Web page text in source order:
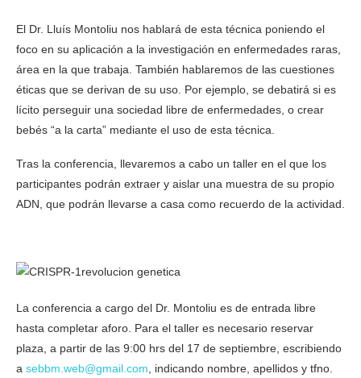
El Dr. Lluís Montoliu nos hablará de esta técnica poniendo el
foco en su aplicación a la investigación en enfermedades raras,
área en la que trabaja. También hablaremos de las cuestiones
éticas que se derivan de su uso. Por ejemplo, se debatirá si es
lícito perseguir una sociedad libre de enfermedades, o crear
bebés “a la carta” mediante el uso de esta técnica.
Tras la conferencia, llevaremos a cabo un taller en el que los
participantes podrán extraer y aislar una muestra de su propio
ADN, que podrán llevarse a casa como recuerdo de la actividad.
La conferencia a cargo del Dr. Montoliu es de entrada libre
hasta completar aforo. Para el taller es necesario reservar
plaza, a partir de las 9:00 hrs del 17 de septiembre, escribiendo
a sebbm.web@gmail.com , indicando nombre, apellidos y tfno.